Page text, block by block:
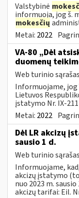
Valstybinė
informuoja, jog š.
mokesčių
Metai: 2022
VA-80 „Dėl
duomenų
Web turinio sąrašas
Informuojame, jog
Lietuvos
įstatymo Nr. IX-211
Metai: 2022
Dėl LR akcizų
sausio 1 d.
Web turinio sąrašas
Informuojame,
akcizų įstatymo
nuo 2023 m.
akcizų tarifai: Eil.